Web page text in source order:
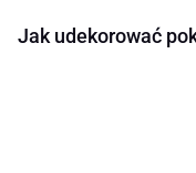
Jak udekorować